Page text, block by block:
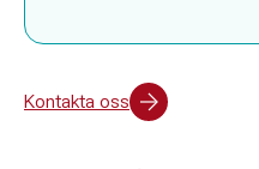
Kontakta oss